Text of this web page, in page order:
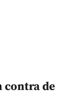
contra de